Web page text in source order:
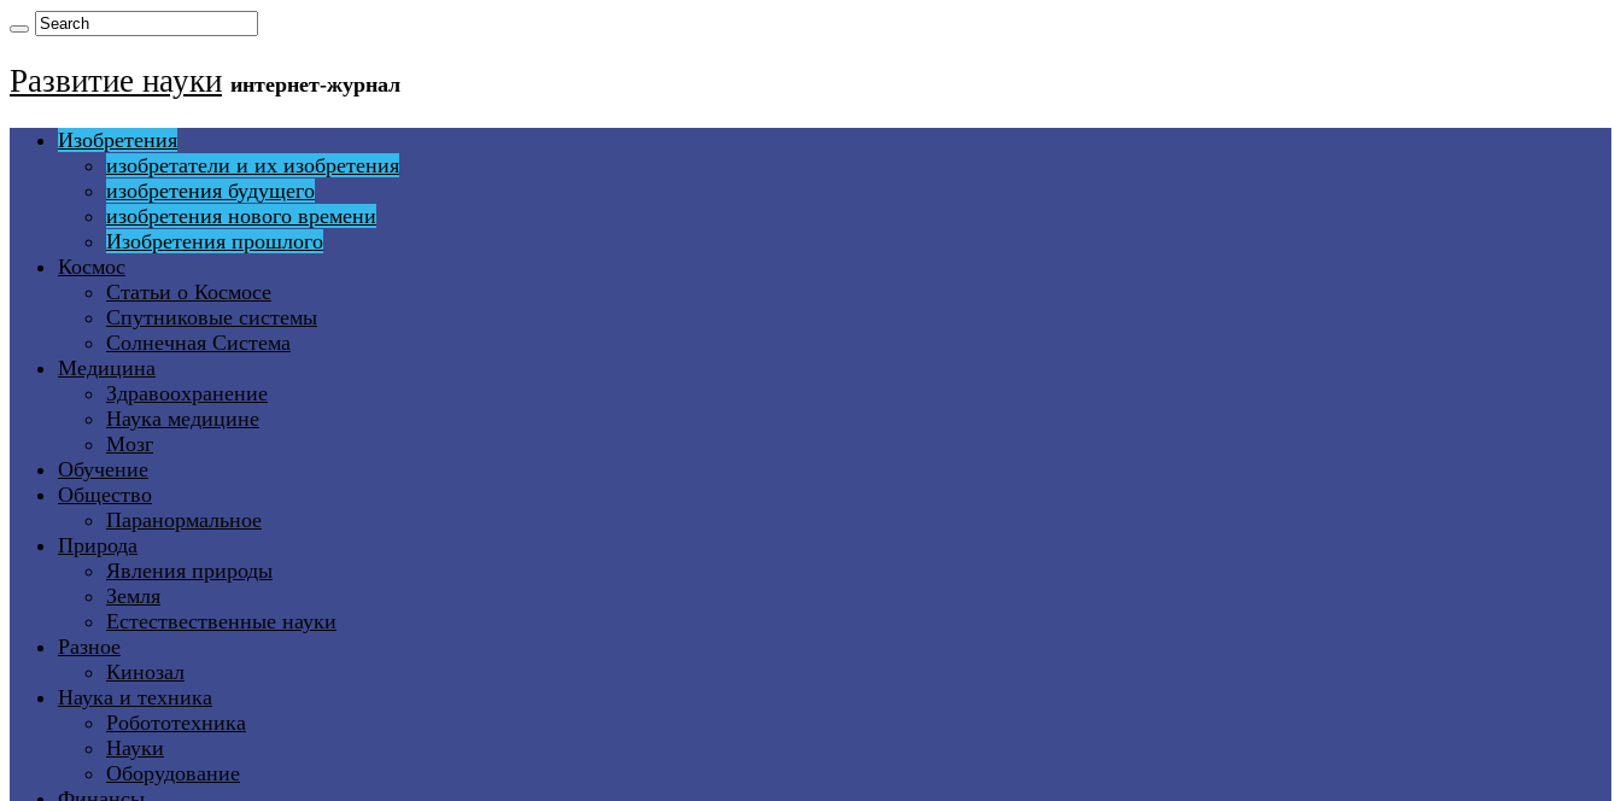
Развитие науки интернет-журнал
Изобретения
изобретатели и их изобретения
изобретения будущего
изобретения нового времени
Изобретения прошлого
Космос
Статьи о Космосе
Спутниковые системы
Солнечная Система
Медицина
Здравоохранение
Наука медицине
Мозг
Обучение
Общество
Паранормальное
Природа
Явления природы
Земля
Естествественные науки
Разное
Кинозал
Наука и техника
Робототехника
Науки
Оборудование